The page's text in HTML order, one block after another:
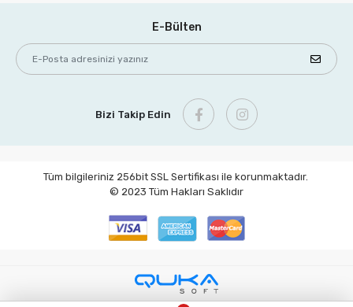
E-Bülten
Bizi Takip Edin
Tüm bilgileriniz 256bit SSL Sertifikası ile korunmaktadır.
© 2023 Tüm Hakları Saklıdır